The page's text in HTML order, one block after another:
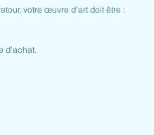
votre œuvre d'art doit être :
d'achat.